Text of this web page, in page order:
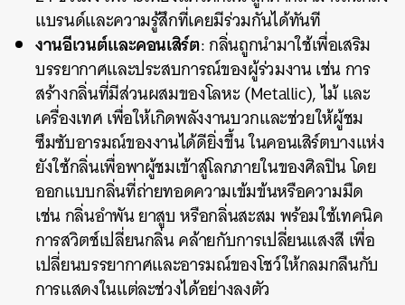
แบรนด์และความรู้สึกที่เคยมีร่วมกันได้ทันที
งานอีเวนต์และคอนเสิร์ต: กลิ่นถูกนำมาใช้เพื่อเสริม
บรรยากาศและประสบการณ์ของผู้ร่วมงาน เช่น การ
สร้างกลิ่นที่มีส่วนผสมของโลหะ (Metallic), ไม้ และ
เครื่องเทศ เพื่อให้เกิดพลังงานบวกและช่วยให้ผู้ชม
ซึมซับอารมณ์ของงานได้ดียิ่งขึ้น ในคอนเสิร์ตบางแห่ง
ยังใช้กลิ่นเพื่อพาผู้ชมเข้าสู่โลกภายในของศิลปิน โดย
ออกแบบกลิ่นที่ถ่ายทอดความเข้มข้นหรือความมืด
เช่น กลิ่นอำพัน ยาสูบ หรือกลิ่นสะสม พร้อมใช้เทคนิค
การสวิตช์เปลี่ยนกลิ่น คล้ายกับการเปลี่ยนแสงสี เพื่อ
เปลี่ยนบรรยากาศและอารมณ์ของโชว์ให้กลมกลืนกับ
การแสดงในแต่ละช่วงได้อย่างลงตัว